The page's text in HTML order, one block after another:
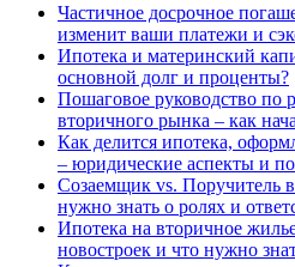
Частичное досрочное
изменит ваши платежи и
Ипотека и материнский
основной долг и проценты?
Пошаговое руководство по
вторичного рынка – как
Как делится ипотека,
– юридические аспекты и
Созаемщик vs. Поручитель
нужно знать о ролях и
Ипотека на вторичное
новостроек и что нужно